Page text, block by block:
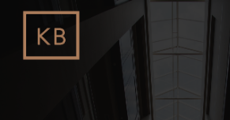
o
conteúdo